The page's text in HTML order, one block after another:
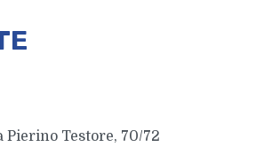
Pierino Testore, 70/72